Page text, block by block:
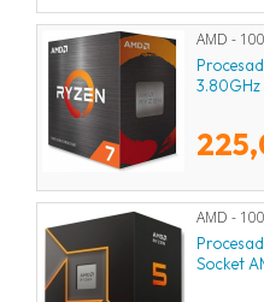
AMD -
3.80GHz
AMD -
Socket